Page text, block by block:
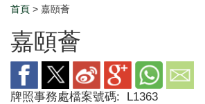
Breadcrumb
首頁 > 嘉頤薈
嘉頤薈
牌照事務處檔案號碼: L1363